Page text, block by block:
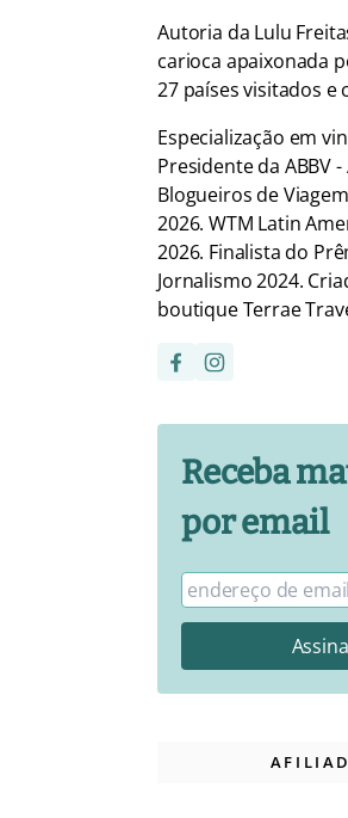
Autoria da Lulu
carioca apaixonada
27 países visitados e
Especialização em
Presidente da ABBV
Blogueiros de
2026. WTM Latin
2026. Finalista do
Jornalismo 2024.
boutique Terrae
Receba
por email